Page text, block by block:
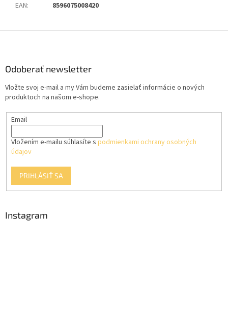
EAN: 8596075008420
Odoberať newsletter
Vložte svoj e-mail a my Vám budeme zasielať informácie o nových
produktoch na našom e-shope.
Email
Vložením e-mailu súhlasíte s podmienkami ochrany osobných
údajov
PRIHLÁSIŤ SA
Instagram